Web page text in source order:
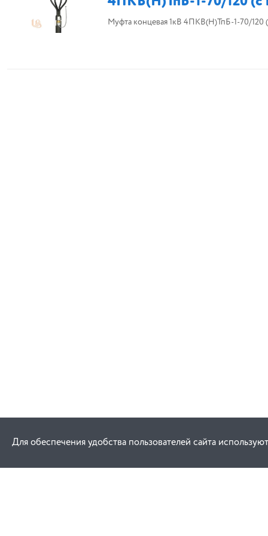
Муфта концевая 1кВ 4ПКВ(H)ТпБ-1-70/120
Для обеспечения удобства пользователей сайта